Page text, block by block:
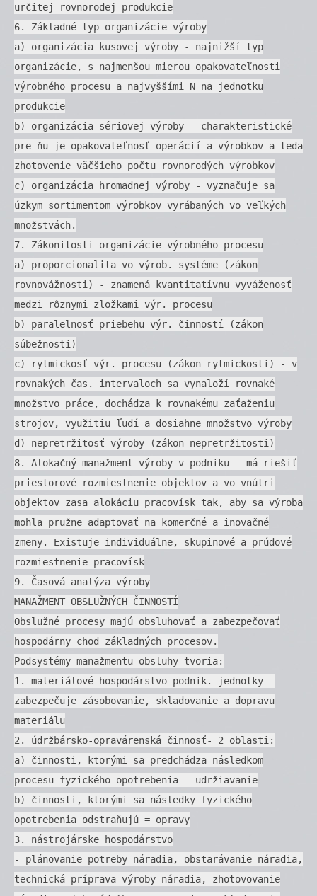
určitej rovnorodej produkcie
6. Základné typ organizácie výroby
a) organizácia kusovej výroby - najnižší typ
organizácie, s najmenšou mierou opakovateľnosti
výrobného procesu a najvyššími N na jednotku
produkcie
b) organizácia sériovej výroby - charakteristické
pre ňu je opakovateľnosť operácií a výrobkov a teda
zhotovenie väčšieho počtu rovnorodých výrobkov
c) organizácia hromadnej výroby - vyznačuje sa
úzkym sortimentom výrobkov vyrábaných vo veľkých
množstvách.
7. Zákonitosti organizácie výrobného procesu
a) proporcionalita vo výrob. systéme (zákon
rovnovážnosti) - znamená kvantitatívnu vyváženosť
medzi rôznymi zložkami výr. procesu
b) paralelnosť priebehu výr. činností (zákon
súbežnosti)
c) rytmickosť výr. procesu (zákon rytmickosti) - v
rovnakých čas. intervaloch sa vynaloží rovnaké
množstvo práce, dochádza k rovnakému zaťaženiu
strojov, využitiu ľudí a dosiahne množstvo výroby
d) nepretržitosť výroby (zákon nepretržitosti)
8. Alokačný manažment výroby v podniku - má riešiť
priestorové rozmiestnenie objektov a vo vnútri
objektov zasa alokáciu pracovísk tak, aby sa výroba
mohla pružne adaptovať na komerčné a inovačné
zmeny. Existuje individuálne, skupinové a prúdové
rozmiestnenie pracovísk
9. Časová analýza výroby
MANAŽMENT OBSLUŽNÝCH ČINNOSTÍ
Obslužné procesy majú obsluhovať a zabezpečovať
hospodárny chod základných procesov.
Podsystémy manažmentu obsluhy tvoria:
1. materiálové hospodárstvo podnik. jednotky -
zabezpečuje zásobovanie, skladovanie a dopravu
materiálu
2. údržbársko-opravárenská činnosť- 2 oblasti:
a) činnosti, ktorými sa predchádza následkom
procesu fyzického opotrebenia = udržiavanie
b) činnosti, ktorými sa následky fyzického
opotrebenia odstraňujú = opravy
3. nástrojárske hospodárstvo
- plánovanie potreby náradia, obstarávanie náradia,
technická príprava výroby náradia, zhotovovanie